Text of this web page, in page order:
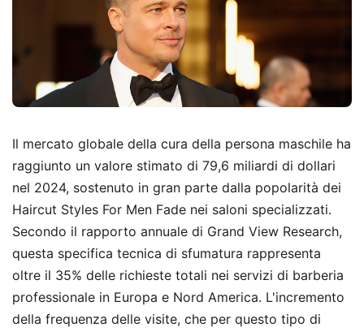
Il mercato globale della cura della persona maschile ha
raggiunto un valore stimato di 79,6 miliardi di dollari
nel 2024, sostenuto in gran parte dalla popolarità dei
Haircut Styles For Men Fade nei saloni specializzati.
Secondo il rapporto annuale di Grand View Research,
questa specifica tecnica di sfumatura rappresenta
oltre il 35% delle richieste totali nei servizi di barberia
professionale in Europa e Nord America. L'incremento
della frequenza delle visite, che per questo tipo di